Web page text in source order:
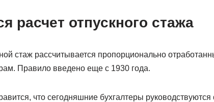
расчет отпускного стажа
стаж рассчитывается пропорционально
Правило введено еще с 1930 года.
что сегодняшние бухгалтеры